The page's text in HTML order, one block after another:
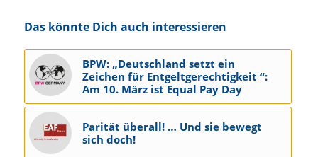
Das könnte Dich auch interessieren
BPW: „Deutschland setzt ein
Zeichen für Entgeltgerechtigkeit “:
Am 10. März ist Equal Pay Day
Parität überall! … Und sie bewegt
sich doch!